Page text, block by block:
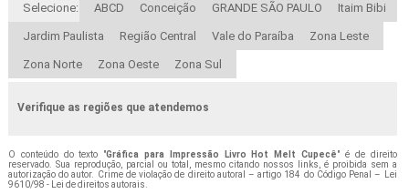
Selecione: ABCD Conceição GRANDE SÃO PAULO Itaim Bibi
Jardim Paulista Região Central Vale do Paraíba Zona Leste
Zona Norte Zona Oeste Zona Sul
Verifique as regiões que atendemos
O conteúdo do texto "Gráfica para Impressão Livro Hot Melt Cupecê" é de direito
reservado. Sua reprodução, parcial ou total, mesmo citando nossos links, é proibida sem a
autorização do autor. Crime de violação de direito autoral – artigo 184 do Código Penal –
Lei
9610/98 - Lei de direitos autorais